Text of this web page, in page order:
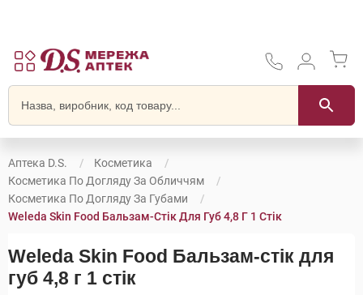
Аптека D.S.
Косметика
Косметика По Догляду За Обличчям
Косметика По Догляду За Губами
Weleda Skin Food Бальзам-Стік Для Губ 4,8 Г 1 Стік
Weleda Skin Food Бальзам-стік для
губ 4,8 г 1 стік